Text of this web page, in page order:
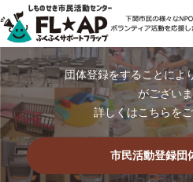
団体登録をすることによ
がござい
詳しくはこちらを
市民活動登録団